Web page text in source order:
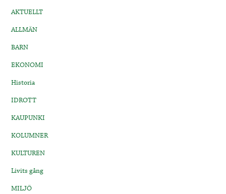
AKTUELLT
ALLMÄN
BARN
EKONOMI
Historia
IDROTT
KAUPUNKI
KOLUMNER
KULTUREN
Livits gång
MILJÖ